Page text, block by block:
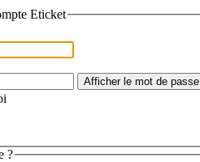
Eticket
Afficher le mot de passe
?